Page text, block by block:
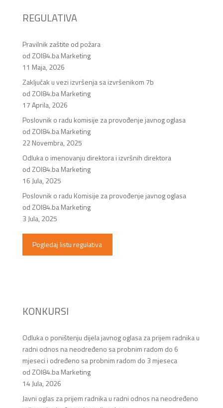
REGULATIVA
Pravilnik zaštite od požara
od ZOI84.ba Marketing
11 Maja, 2026
Zaključak u vezi izvršenja sa izvršenikom 7b
od ZOI84.ba Marketing
17 Aprila, 2026
Poslovnik o radu komisije za provođenje javnog oglasa
od ZOI84.ba Marketing
22 Novembra, 2025
Odluka o imenovanju direktora i izvršnih direktora
od ZOI84.ba Marketing
16 Jula, 2025
Poslovnik o radu Komisije za provođenje javnog oglasa
od ZOI84.ba Marketing
3 Jula, 2025
Pogledaj listu regulativa
KONKURSI
Odluka o poništenju dijela javnog oglasa za prijem radnika u
radni odnos na neodređeno sa probnim radom do 6
mjeseci i određeno sa probnim radom do 3 mjeseca
od ZOI84.ba Marketing
14 Jula, 2026
Javni oglas za prijem radnika u radni odnos na neodređeno